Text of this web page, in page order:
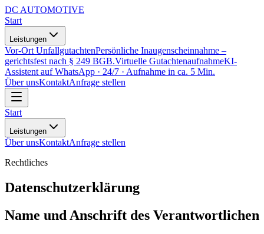
DC AUTOMOTIVE
Start
Leistungen
Vor-Ort UnfallgutachtenPersönliche Inaugenscheinnahme –
gerichtsfest nach § 249 BGB.Virtuelle GutachtenaufnahmeKI-
Assistent auf WhatsApp · 24/7 · Aufnahme in ca. 5 Min.
Über unsKontaktAnfrage stellen
Start
Leistungen
Über unsKontaktAnfrage stellen
Rechtliches
Datenschutzerklärung
Name und Anschrift des Verantwortlichen